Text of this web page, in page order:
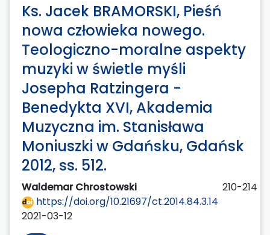
Ks. Jacek BRAMORSKI, Pieśń
nowa człowieka nowego.
Teologiczno-moralne aspekty
muzyki w świetle myśli
Josepha Ratzingera -
Benedykta XVI, Akademia
Muzyczna im. Stanisława
Moniuszki w Gdańsku, Gdańsk
2012, ss. 512.
Waldemar Chrostowski
210-214
https://doi.org/10.21697/ct.2014.84.3.14
2021-03-12